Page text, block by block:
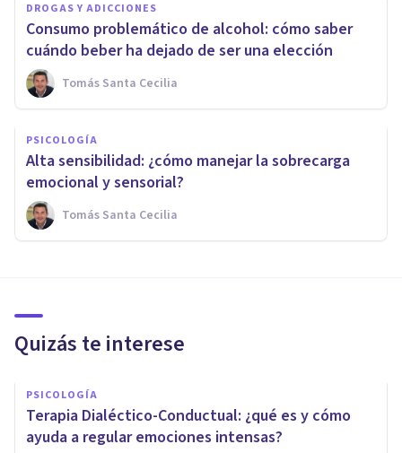
DROGAS Y ADICCIONES
Consumo problemático de alcohol: cómo saber
cuándo beber ha dejado de ser una elección
Tomás Santa Cecilia
PSICOLOGÍA
Alta sensibilidad: ¿cómo manejar la sobrecarga
emocional y sensorial?
Tomás Santa Cecilia
Quizás te interese
PSICOLOGÍA
Terapia Dialéctico-Conductual: ¿qué es y cómo
ayuda a regular emociones intensas?